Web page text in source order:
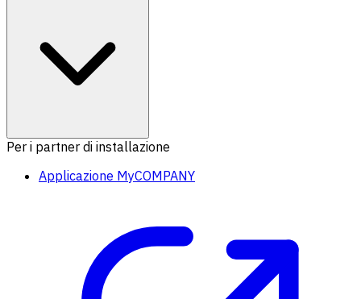
Per i partner di installazione
Applicazione MyCOMPANY